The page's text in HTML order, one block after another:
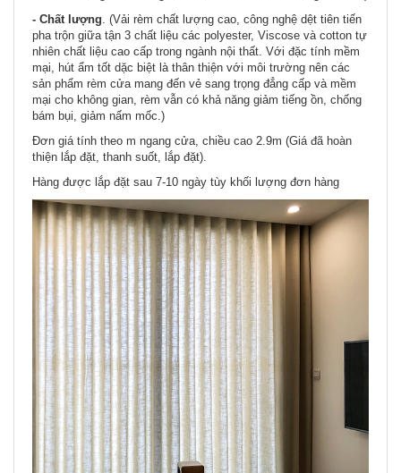
- Chất lượng. (Vải rèm chất lượng cao, công nghệ dệt tiên tiến
pha trộn giữa tận 3 chất liệu các polyester, Viscose và cotton tự
nhiên chất liệu cao cấp trong ngành nội thất. Với đặc tính mềm
mại, hút ẩm tốt dặc biệt là thân thiện với môi trường nên các
sản phẩm rèm cửa mang đến vẻ sang trọng đẳng cấp và mềm
mại cho không gian, rèm vẫn có khả năng giảm tiếng ồn, chống
bám bụi, giảm nấm mốc.)
Đơn giá tính theo m ngang cửa, chiều cao 2.9m (Giá đã hoàn
thiện lắp đặt, thanh suốt, lắp đặt).
Hàng được lắp đặt sau 7-10 ngày tùy khối lượng đơn hàng